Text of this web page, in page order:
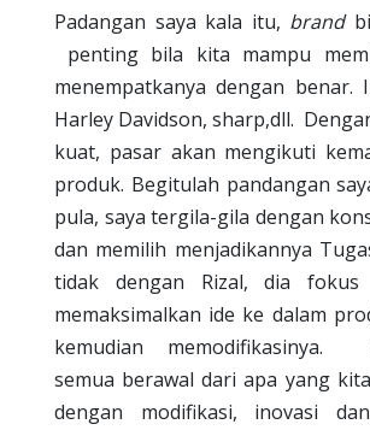
Padangan saya kala itu, brand
penting bila kita mampu
menempatkanya dengan benar.
Harley Davidson, sharp,dll.
kuat, pasar akan mengikuti
produk. Begitulah pandangan
pula, saya tergila-gila dengan
dan memilih menjadikannya
tidak dengan Rizal, dia
memaksimalkan ide ke dalam
kemudian memodifikasinya.
semua berawal dari apa yang
dengan modifikasi, inovasi